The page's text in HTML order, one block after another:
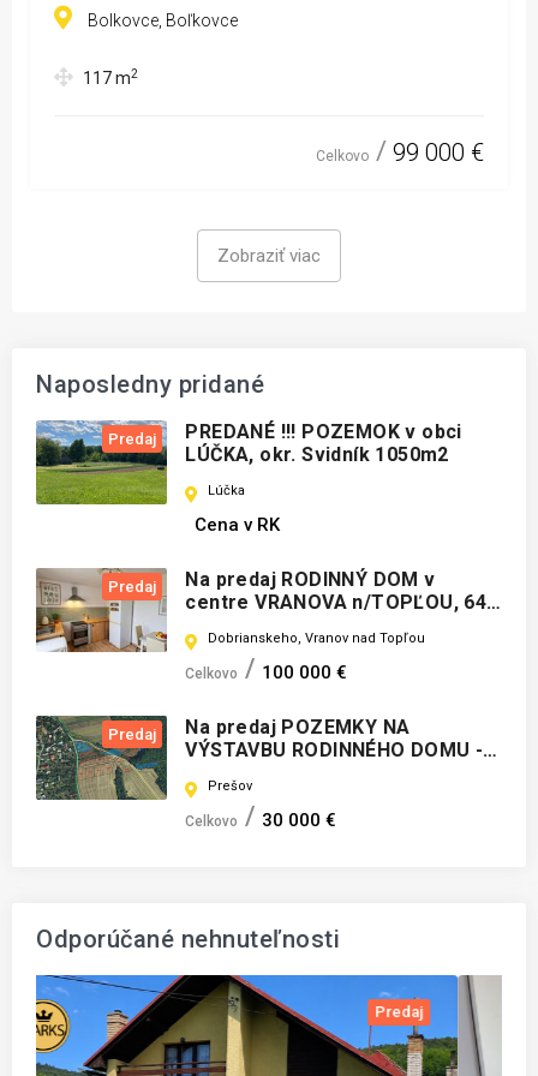
Bolkovce, Boľkovce
117m2
Celkovo 99 000 €
Zobraziť viac
Naposledny pridané
Predaj
PREDANÉ !!! POZEMOK v obci
LÚČKA, okr. Svidník 1050m2
Lúčka
Cena v RK
Predaj
Na predaj RODINNÝ DOM v
centre VRANOVA n/TOPĽOU, 646
Dobrianskeho, Vranov nad Topľou
Celkovo 100 000 €
Predaj
Na predaj POZEMKY NA
VÝSTAVBU RODINNÉHO DOMU -
Prešov
Celkovo 30 000 €
Odporúčané nehnuteľnosti
Prenájom